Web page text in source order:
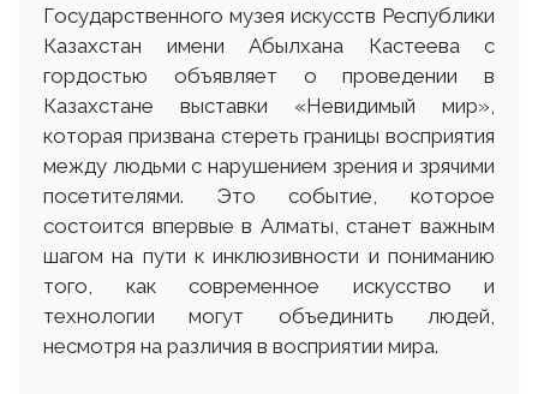
Государственного музея искусств Республики
Казахстан имени Абылхана Кастеева с
гордостью объявляет о проведении в
Казахстане выставки «Невидимый мир»,
которая призвана стереть границы восприятия
между людьми с нарушением зрения и зрячими
посетителями. Это событие, которое
состоится впервые в Алматы, станет важным
шагом на пути к инклюзивности и пониманию
того, как современное искусство и
технологии могут объединить людей,
несмотря на различия в восприятии мира.